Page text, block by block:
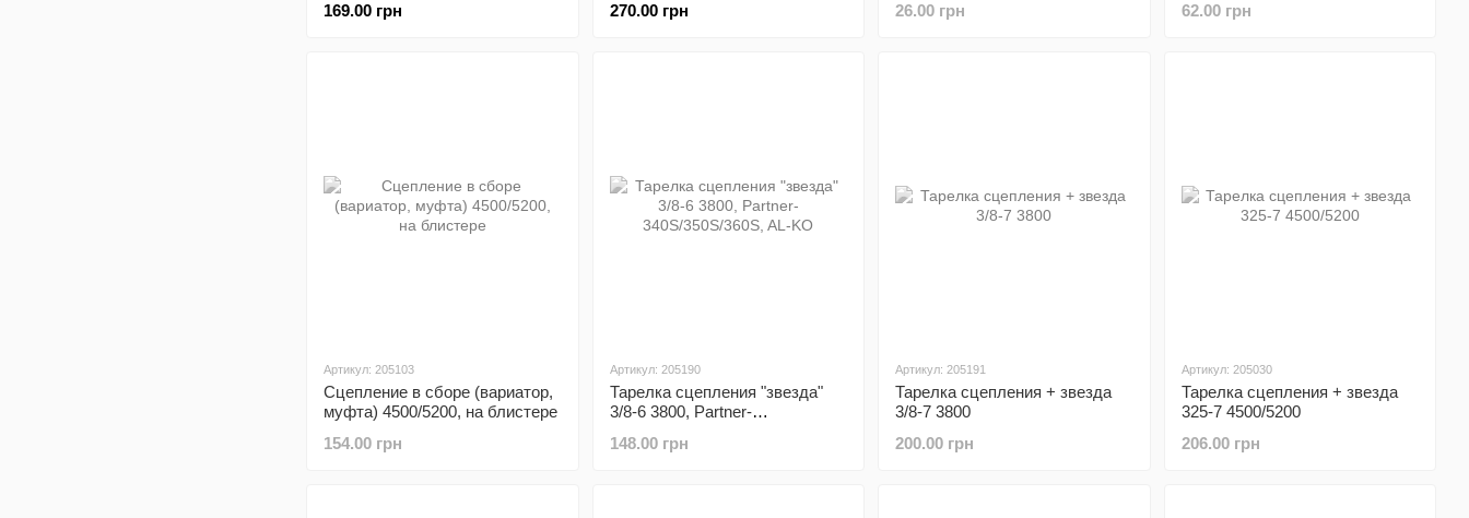
169.00 грн
270.00 грн
26.00 грн
62.00 грн
Артикул: 205103
Сцепление в сборе (вариатор,
муфта) 4500/5200, на блистере
154.00 грн
Артикул: 205190
Тарелка сцепления "звезда"
3/8-6 3800, Partner-
148.00 грн
Артикул: 205191
Тарелка сцепления + звезда
3/8-7 3800
200.00 грн
Артикул: 205030
Тарелка сцепления + звезда
325-7 4500/5200
206.00 грн